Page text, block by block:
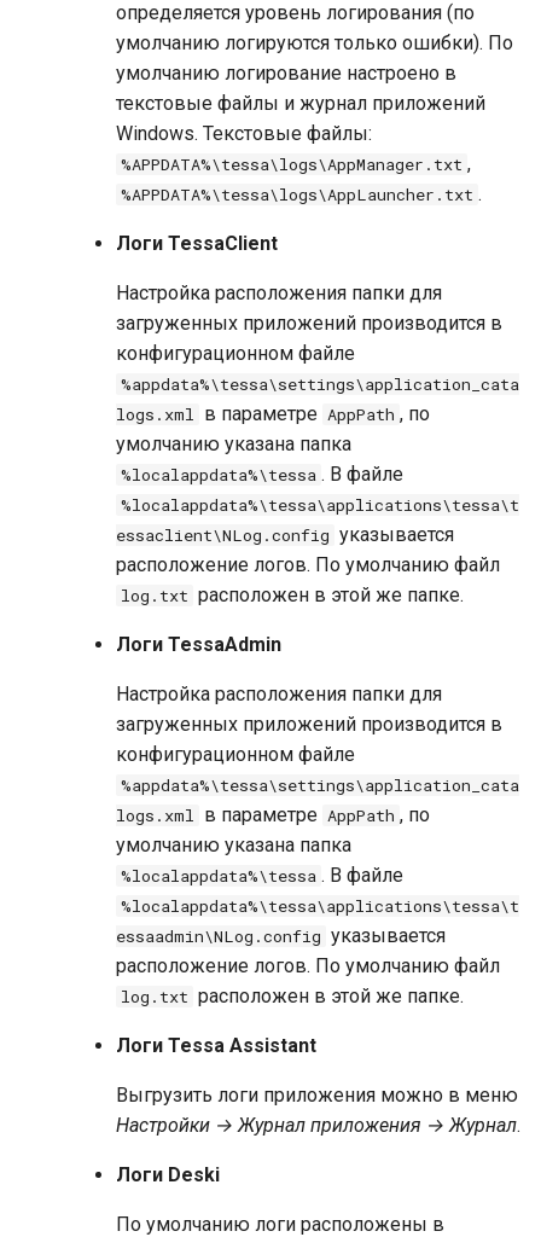
определяется уровень логирования (по
умолчанию логируются только ошибки). По
умолчанию логирование настроено в
текстовые файлы и журнал приложений
Windows. Текстовые файлы:
%APPDATA%\tessa\logs\AppManager.txt ,
%APPDATA%\tessa\logs\AppLauncher.txt .
Логи TessaClient
Настройка расположения папки для
загруженных приложений производится в
конфигурационном файле
%appdata%\tessa\settings\application_cata
logs.xml в параметре AppPath , по
умолчанию указана папка
%localappdata%\tessa . В файле
%localappdata%\tessa\applications\tessa\t
essaclient\NLog.config указывается
расположение логов. По умолчанию файл
log.txt расположен в этой же папке.
Логи TessaAdmin
Настройка расположения папки для
загруженных приложений производится в
конфигурационном файле
%appdata%\tessa\settings\application_cata
logs.xml в параметре AppPath , по
умолчанию указана папка
%localappdata%\tessa . В файле
%localappdata%\tessa\applications\tessa\t
essaadmin\NLog.config указывается
расположение логов. По умолчанию файл
log.txt расположен в этой же папке.
Логи Tessa Assistant
Выгрузить логи приложения можно в меню
Настройки → Журнал приложения → Журнал.
Логи Deski
По умолчанию логи расположены в